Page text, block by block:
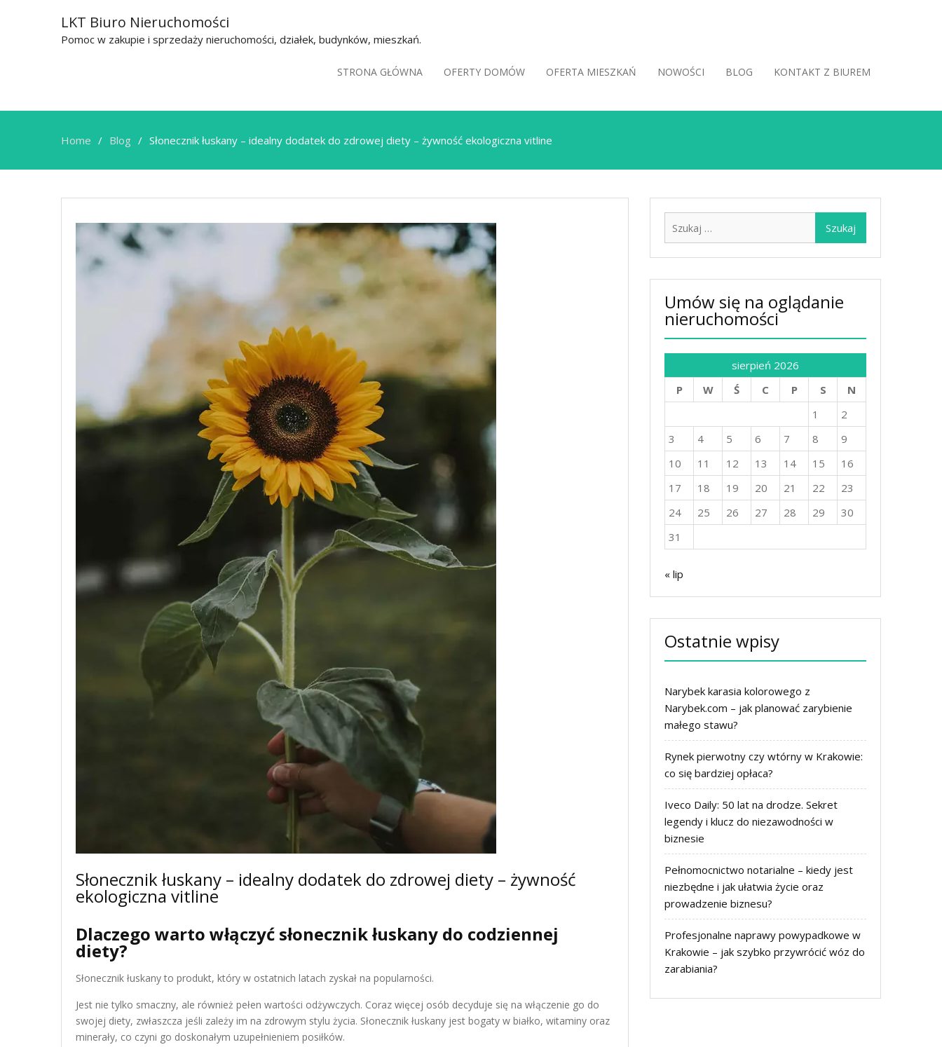
LKT Biuro Nieruchomości
Pomoc w zakupie i sprzedaży nieruchomości, działek, budynków, mieszkań.
STRONA GŁÓWNA OFERTY DOMÓW OFERTA MIESZKAŃ NOWOŚCI BLOG KONTAKT Z BIUREM
Home Blog Słonecznik łuskany – idealny dodatek do zdrowej diety – żywność ekologiczna vitline
Słonecznik łuskany – idealny dodatek do zdrowej diety – żywność
ekologiczna vitline
Dlaczego warto włączyć słonecznik łuskany do codziennej
diety?
Słonecznik łuskany to produkt, który w ostatnich latach zyskał na popularności.
Jest nie tylko smaczny, ale również pełen wartości odżywczych. Coraz więcej osób decyduje się na włączenie go do
swojej diety, zwłaszcza jeśli zależy im na zdrowym stylu życia. Słonecznik łuskany jest bogaty w białko, witaminy oraz
minerały, co czyni go doskonałym uzupełnieniem posiłków.
Umów się na oglądanie
nieruchomości
sierpień 2026
P
W Ś C P S
N
1
2
3
4 5 6 7 8
9
10
11 12 13 14 15
16
17
18 19 20 21 22
23
24
25 26 27 28 29
30
31
« lip
Ostatnie wpisy
Narybek karasia kolorowego z
Narybek.com – jak planować zarybienie
małego stawu?
Rynek pierwotny czy wtórny w Krakowie:
co się bardziej opłaca?
Iveco Daily: 50 lat na drodze. Sekret
legendy i klucz do niezawodności w
biznesie
Pełnomocnictwo notarialne – kiedy jest
niezbędne i jak ułatwia życie oraz
prowadzenie biznesu?
Profesjonalne naprawy powypadkowe w
Krakowie – jak szybko przywrócić wóz do
zarabiania?